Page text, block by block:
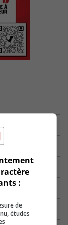
:
de
études